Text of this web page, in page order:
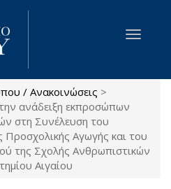
Toggle
/ Ανακοινώσεις >
ανάδειξη εκπροσώπων
στη Συνέλευση του
Αγωγής και του
της Σχολής Ανθρωπιστικών
Αιγαίου